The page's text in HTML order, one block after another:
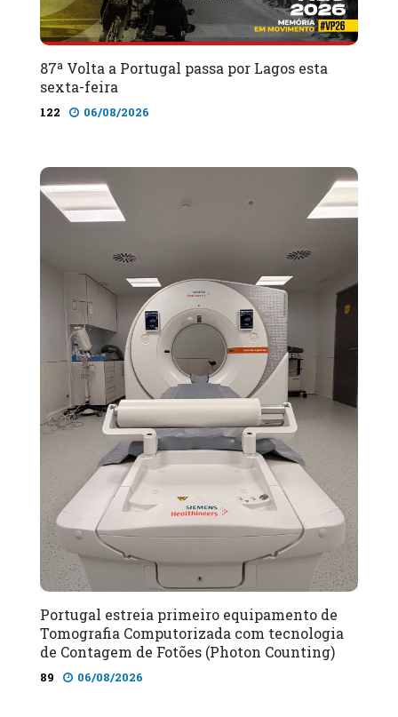
87ª Volta a Portugal passa por Lagos esta
sexta-feira
122 06/08/2026
Portugal estreia primeiro equipamento de
Tomografia Computorizada com tecnologia
de Contagem de Fotões (Photon Counting)
89 06/08/2026